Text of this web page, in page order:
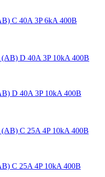
C 40A 3P 6kA 400В
D 40A 3P 10kA 400В
C 25A 4P 10kA 400В